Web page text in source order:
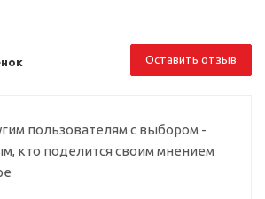
Оставить отзыв
пользователям с выбором -
кто поделится своим мнением